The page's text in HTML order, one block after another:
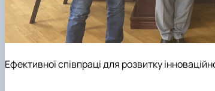
Ефективної співпраці для розвитку